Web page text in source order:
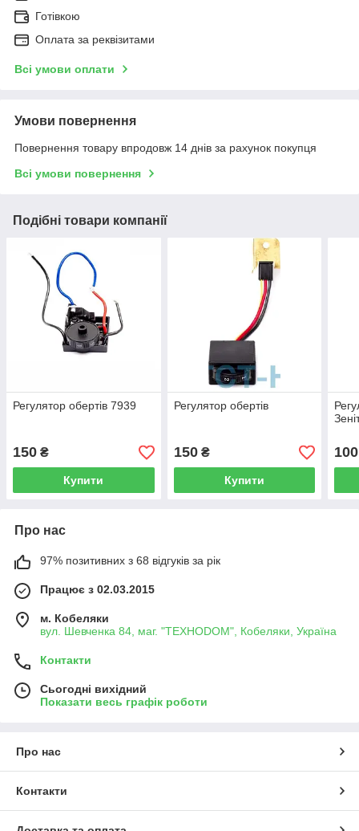
Готівкою
Оплата за реквізитами
Всі умови оплати
Умови повернення
Повернення товару впродовж 14 днів за рахунок покупця
Всі умови повернення
Подібні товари компанії
Регулятор обертів 7939
150 ₴
Купити
Регулятор обертів
150₴
Купити
100
Про нас
97% позитивних з 68 відгуків за рік
Працює з 02.03.2015
м. Кобеляки
вул. Шевченка 84, маг. "ТЕХНОDOM", Кобеляки, Україна
Контакти
Сьогодні вихідний
Показати весь графік роботи
Про нас
Контакти